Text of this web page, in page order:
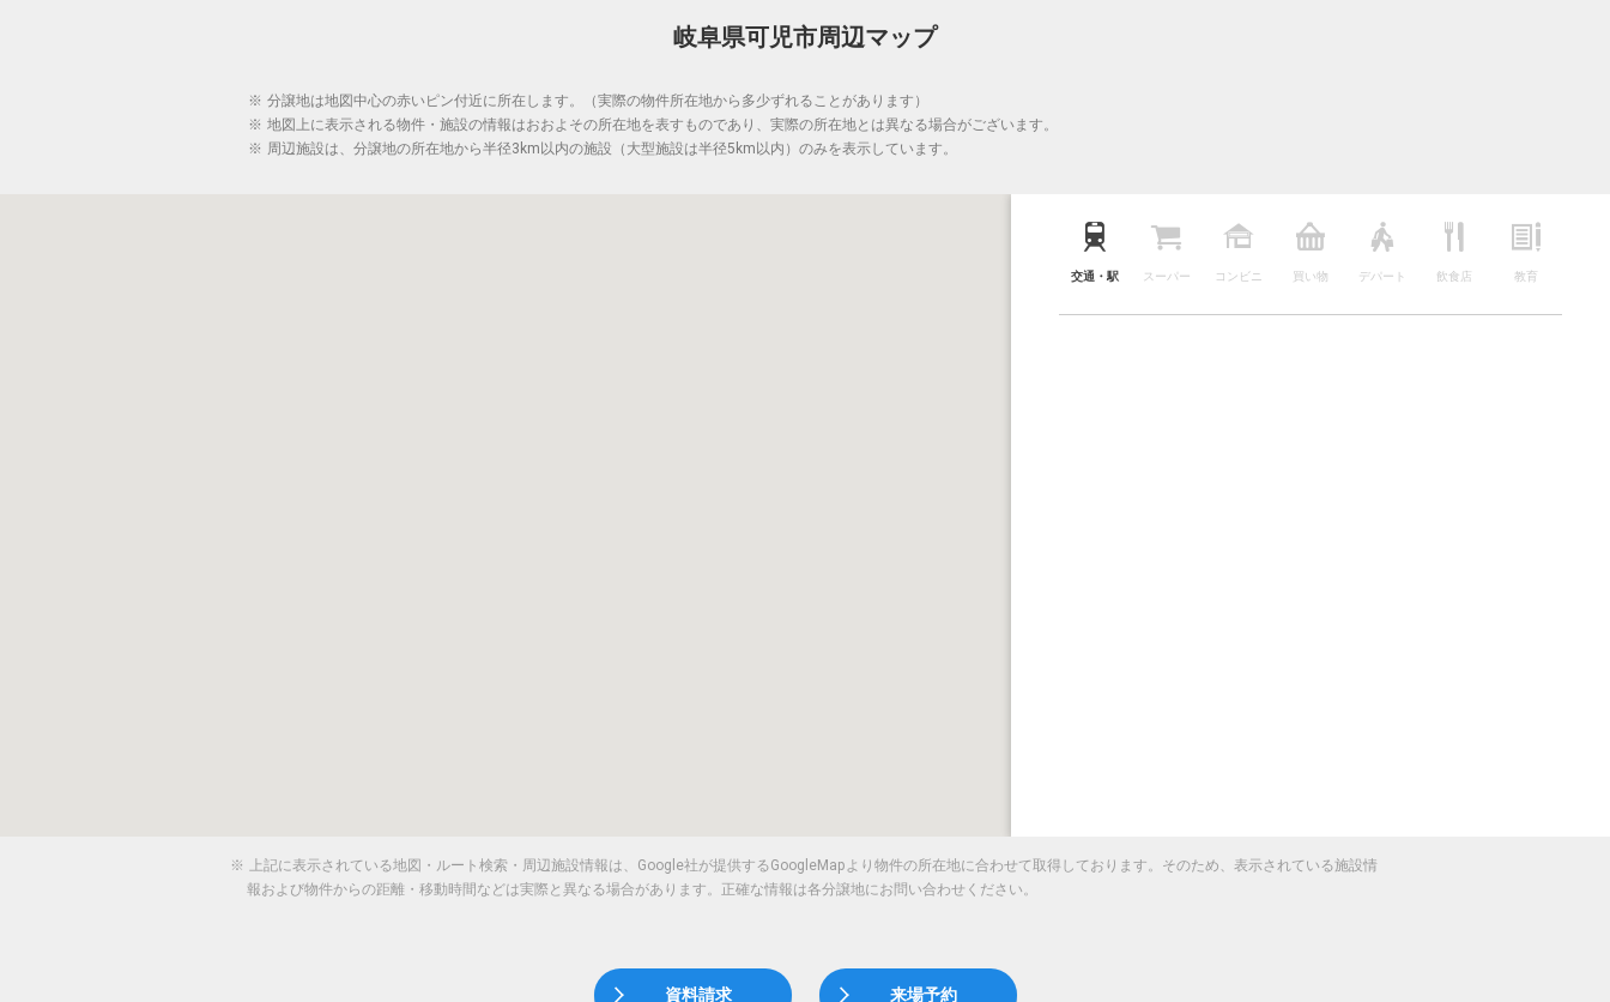
岐阜県可児市周辺マップ
※ 分譲地は地図中心の赤いピン付近に所在します。（実際の物件所在地から多少ずれることがあります）
※ 地図上に表示される物件・施設の情報はおおよその所在地を表すものであり、実際の所在地とは異なる場合がございます。
※ 周辺施設は、分譲地の所在地から半径3km以内の施設（大型施設は半径5km以内）のみを表示しています。
交通・駅 スーパー コンビニ 買い物 デパート 飲食店 教育
※
上記に表示されている地図・ルート検索・周辺施設情報は、Google社が提供するGoogleMapより物件の所在地に合わせて取得しております。そのため、表示されている施設情
報および物件からの距離・移動時間などは実際と異なる場合があります。正確な情報は各分譲地にお問い合わせください。
資料請求 来場予約